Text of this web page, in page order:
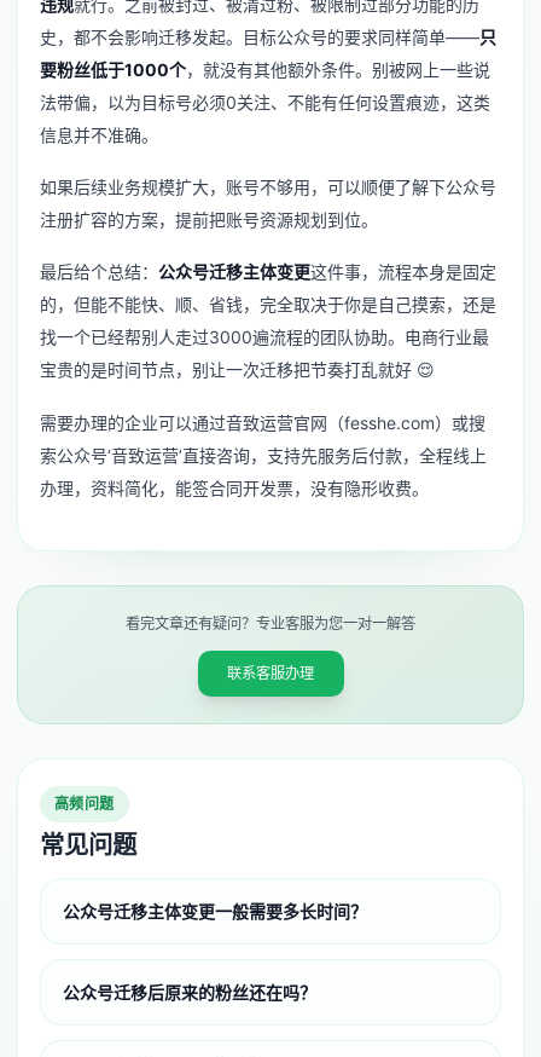
违规就行。之前被封过、被清过粉、被限制过部分功能的历
史，都不会影响迁移发起。目标公众号的要求同样简单——只
要粉丝低于1000个，就没有其他额外条件。别被网上一些说
法带偏，以为目标号必须0关注、不能有任何设置痕迹，这类
信息并不准确。
如果后续业务规模扩大，账号不够用，可以顺便了解下公众号
注册扩容的方案，提前把账号资源规划到位。
最后给个总结： 公众号迁移主体变更这件事，流程本身是固定
的，但能不能快、顺、省钱，完全取决于你是自己摸索，还是
找一个已经帮别人走过3000遍流程的团队协助。电商行业最
宝贵的是时间节点，别让一次迁移把节奏打乱就好 😌
需要办理的企业可以通过音致运营官网（fesshe.com）或搜
索公众号‘音致运营’直接咨询，支持先服务后付款，全程线上
办理，资料简化，能签合同开发票，没有隐形收费。
看完文章还有疑问？专业客服为您一对一解答
联系客服办理
高频问题
常见问题
公众号迁移主体变更一般需要多长时间？
公众号迁移后原来的粉丝还在吗？